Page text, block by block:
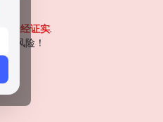
未经证实.
在风险！
可证提供强大的安全措施，例如资金隔
级 1 那么严格，但它们提供可靠的区域
证提供基本保护，例如最低资本要求和
此交易者应谨慎行事并验证安全措施。
证通常缺乏关键保护，例如资金隔离和
力，但它们对交易者构成较高的风险。